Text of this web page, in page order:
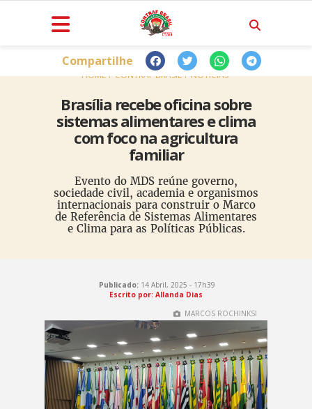
HOME CONTRAF BRASIL NOTÍCIAS
Brasília recebe oficina sobre
sistemas alimentares e clima
com foco na agricultura
familiar
Evento do MDS reúne governo,
sociedade civil, academia e organismos
internacionais para construir o Marco
de Referência de Sistemas Alimentares
e Clima para as Políticas Públicas.
Compartilhe
Publicado: 14 Abril, 2025 - 17h39
Escrito por: Allanda Dias
MARCOS ROCHINKSI